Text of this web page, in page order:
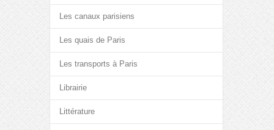
Les canaux parisiens
Les quais de Paris
Les transports à Paris
Librairie
Littérature